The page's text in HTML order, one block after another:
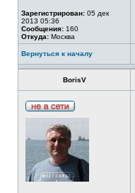
Зарегистрирован: 05 дек
2013 05:36
Сообщения: 160
Откуда: Москва
Вернуться к началу
BorisV